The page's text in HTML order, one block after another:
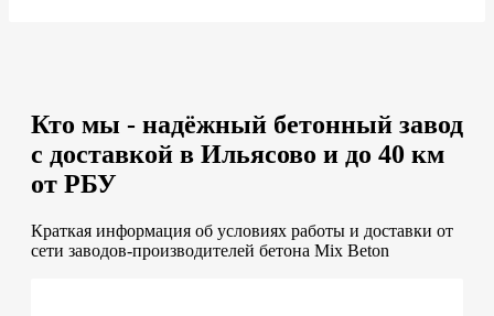
Кто мы - надёжный бетонный завод
с доставкой в Ильясово и до 40 км
от РБУ
Краткая информация об условиях работы и доставки от
сети заводов-производителей бетона Mix Beton